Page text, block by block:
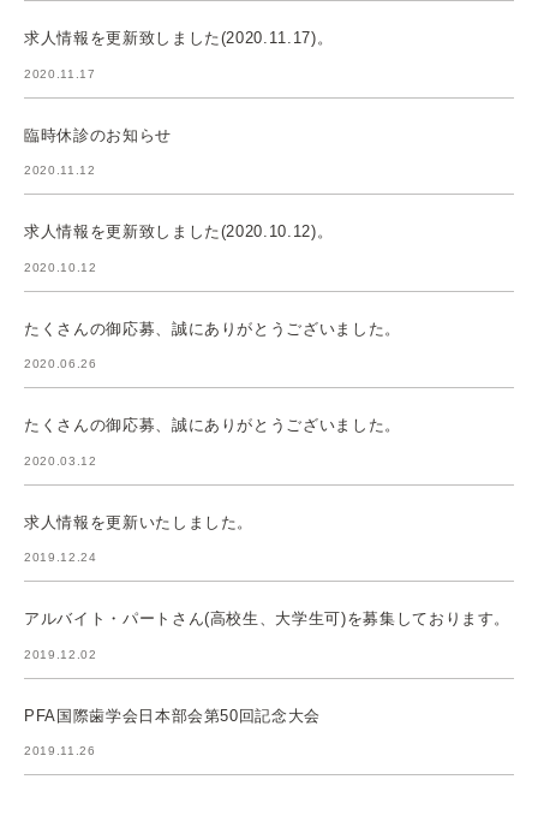
求人情報を更新致しました(2020.11.17)。
2020.11.17
臨時休診のお知らせ
2020.11.12
求人情報を更新致しました(2020.10.12)。
2020.10.12
たくさんの御応募、誠にありがとうございました。
2020.06.26
たくさんの御応募、誠にありがとうございました。
2020.03.12
求人情報を更新いたしました。
2019.12.24
アルバイト・パートさん(高校生、大学生可)を募集しております。
2019.12.02
PFA国際歯学会日本部会第50回記念大会
2019.11.26